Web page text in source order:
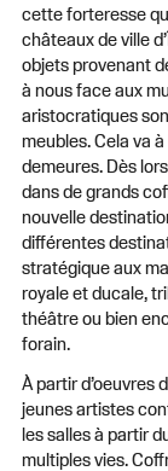
cette forteresse
châteaux de ville
objets provenant
à nous face aux
aristocratiques
meubles. Cela va
demeures. Dès
dans de grands
nouvelle
différentes
stratégique aux
royale et ducale,
théâtre ou bien
forain.
À partir d’oeuvres
jeunes artistes
les salles à partir
multiples vies.